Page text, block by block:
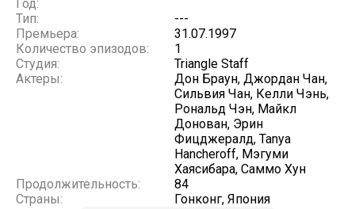
Год:
Тип:
---
Премьера:
31.07.1997
Количество эпизодов:
1
Студия:
Triangle Staff
Актеры:
Дон Браун, Джордан Чан,
Сильвия Чан, Келли Чэнь,
Рональд Чэн, Майкл
Донован, Эрин
Фицджералд, Tanya
Hancheroff, Мэгуми
Хаясибара, Саммо Хун
Продолжительность:
84
Страны:
Гонконг, Япония